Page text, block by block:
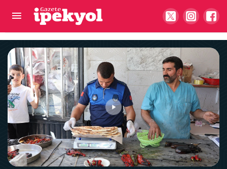
Yargıtay’dan çalışanlara yeni hak! Primler
tazminata eklenecek